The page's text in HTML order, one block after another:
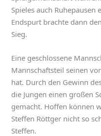
Spieles auch
Endspurt brachte dann
Sieg.
Eine geschlossene
Mannschaftsteil seinen
hat. Durch den Gewinn
die Jungen einen großen
gemacht. Hoffen können
Steffen Röttger nicht so
Steffen.